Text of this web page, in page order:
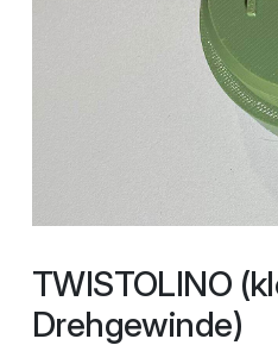
TWISTOLINO
Drehgewinde)